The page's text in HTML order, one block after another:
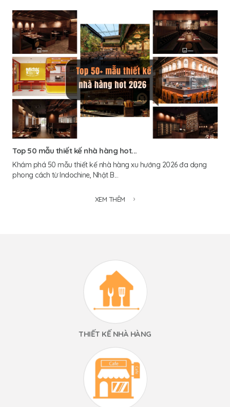
Top 50 mẫu thiết kế nhà hàng hot...
Khám phá 50 mẫu thiết kế nhà hàng xu hướng 2026 đa dạng
phong cách từ Indochine, Nhật B...
XEM THÊM
THIẾT KẾ NHÀ HÀNG